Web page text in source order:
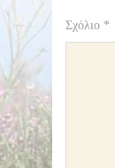
Σχόλιο *